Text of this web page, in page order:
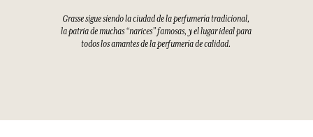
Grasse sigue siendo la ciudad de la perfumería tradicional,
la patria de muchas “narices” famosas, y el lugar ideal para
todos los amantes de la perfumería de calidad.